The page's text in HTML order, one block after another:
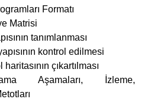
planlaması
değerlendirme teknikleri
Bütçe Faaliyet Uygunluğu
proje çıktıları, proje
tepkiler
iç ve dış önlenebilir riskler,